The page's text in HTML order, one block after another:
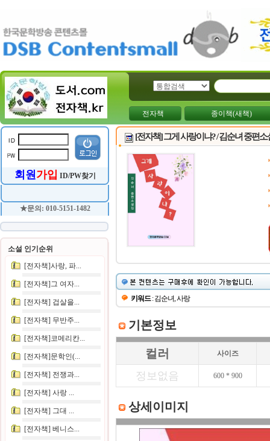
전자책 종이책(새책)
회원가입 ID/PW찾기
★문의: 010-5151-1482
소설 인기순위
[전자책]사랑, 파...
[전자책]그 여자...
[전자책] 겁살을...
[전자책] 무반주...
[전자책]코메리칸...
[전자책]문학인(...
[전자책] 전쟁과...
[전자책] 사랑 ...
[전자책] 그대 ...
[전자책] 베니스...
[전자책] 그게 사랑이냐? / 김순녀 중편소
키워드: 김순녀, 사랑
기본정보
컬러 사이즈
정보없음 600 * 900
상세이미지